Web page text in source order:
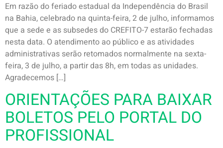
Em razão do feriado estadual da Independência do Brasil
na Bahia, celebrado na quinta-feira, 2 de julho, informamos
que a sede e as subsedes do CREFITO-7 estarão fechadas
nesta data. O atendimento ao público e as atividades
administrativas serão retomados normalmente na sexta-
feira, 3 de julho, a partir das 8h, em todas as unidades.
Agradecemos […]
ORIENTAÇÕES PARA BAIXAR
BOLETOS PELO PORTAL DO
PROFISSIONAL